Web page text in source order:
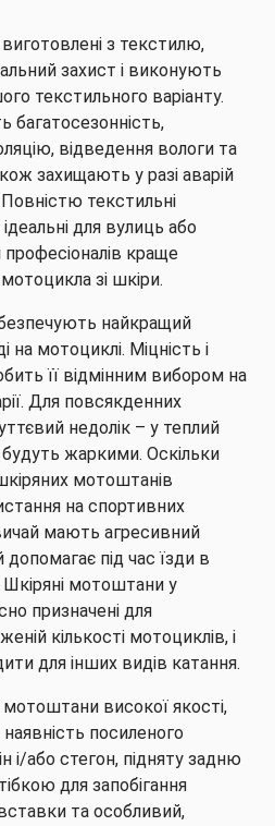
з текстилю,
захист і виконують
текстильного варіанту.
багатосезонність,
відведення вологи та
захищають у разі аварій
текстильні
для вулиць або
краще
зі шкіри.
найкращий
на мотоциклі. Міцність і
її відмінним вибором на
Для повсякденних
недолік – у теплий
жаркими. Оскільки
мотоштанів
на спортивних
мають агресивний
під час їзди в
Шкіряні мотоштани у
призначені для
кількості мотоциклів, і
для інших видів катання.
високої якості,
посиленого
і/або стегон, підняту задню
для запобігання
та особливий,